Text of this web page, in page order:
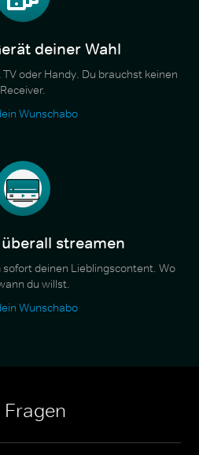
deiner Wahl
oder Handy. Du brauchst keinen
Receiver.
Wunschabo
streamen
deinen Lieblingscontent. Wo
du willst.
Wunschabo